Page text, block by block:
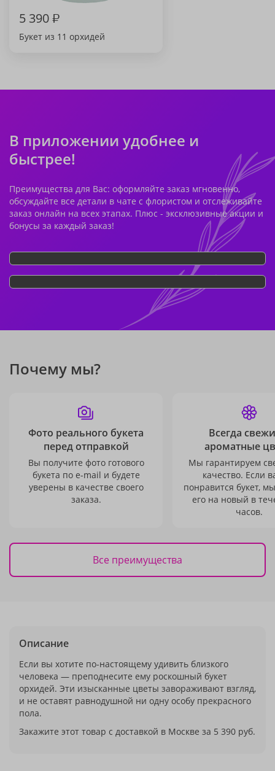
5 390₽
Букет из 11 орхидей
В приложении удобнее и
быстрее!
Преимущества для Вас: оформляйте заказ мгновенно,
обсуждайте все детали в чате с флористом и отслеживайте
заказ онлайн на всех этапах. Плюс - эксклюзивные акции и
бонусы за каждый заказ!
Почему мы?
Фото реального букета
перед отправкой
Вы получите фото готового
букета по e-mail и будете
уверены в качестве своего
заказа.
Всегда
ароматные
Мы гарантируем
качество. Если
понравится букет,
его на новый в
часов.
Все преимущества
Описание
Если вы хотите по-настоящему удивить близкого
человека — преподнесите ему роскошный букет
орхидей. Эти изысканные цветы завораживают взгляд,
и не оставят равнодушной ни одну особу прекрасного
пола.
Закажите этот товар с доставкой в Москве за 5 390 руб.